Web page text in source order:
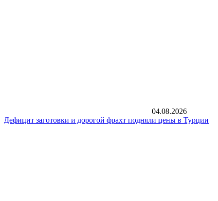
04.08.2026
Дефицит заготовки и дорогой фрахт подняли цены в Турции